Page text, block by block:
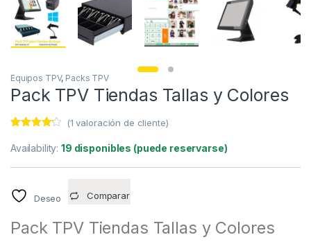
Equipos TPV, Packs TPV
Pack TPV Tiendas Tallas y Colores
con4.00
base a
cliente
(1 valoración de cliente)
Availability:19 disponibles (puede reservarse)
Deseo Comparar
Pack TPV Tiendas Tallas y Colores